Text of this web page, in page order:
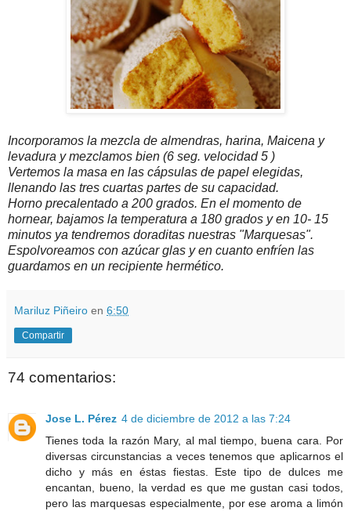
Incorporamos la mezcla de almendras, harina, Maicena y
levadura y mezclamos bien (6 seg. velocidad 5 )
Vertemos la masa en las cápsulas de papel elegidas,
llenando las tres cuartas partes de su capacidad.
Horno precalentado a 200 grados. En el momento de
hornear, bajamos la temperatura a 180 grados y en 10- 15
minutos ya tendremos doraditas nuestras "Marquesas".
Espolvoreamos con azúcar glas y en cuanto enfríen las
guardamos en un recipiente hermético.
Mariluz Piñeiro en 6:50
Compartir
74 comentarios:
Jose L. Pérez 4 de diciembre de 2012 a las 7:24
Tienes toda la razón Mary, al mal tiempo, buena cara. Por
diversas circunstancias a veces tenemos que aplicarnos el
dicho y más en éstas fiestas. Este tipo de dulces me
encantan, bueno, la verdad es que me gustan casi todos,
pero las marquesas especialmente, por ese aroma a limón